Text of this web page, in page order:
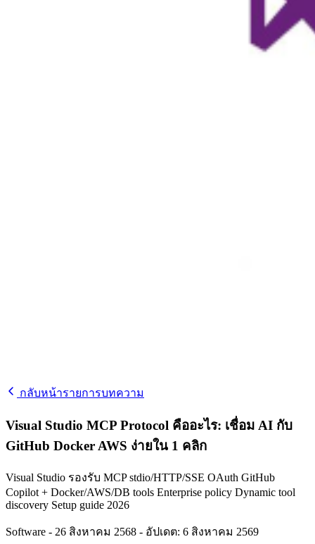
กลับหน้ารายการบทความ
Visual Studio MCP Protocol คืออะไร: เชื่อม AI กับ
GitHub Docker AWS ง่ายใน 1 คลิก
Visual Studio รองรับ MCP stdio/HTTP/SSE OAuth GitHub
Copilot + Docker/AWS/DB tools Enterprise policy Dynamic tool
discovery Setup guide 2026
Software - 26 สิงหาคม 2568 - อัปเดต: 6 สิงหาคม 2569